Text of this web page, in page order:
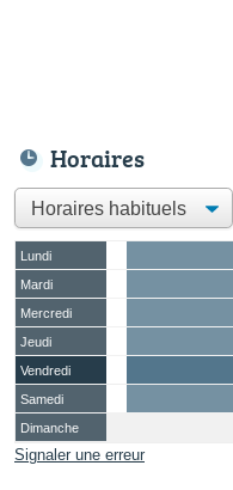
Horaires
Lundi
Mardi
Mercredi
Jeudi
Vendredi
Samedi
Dimanche
Signaler une erreur